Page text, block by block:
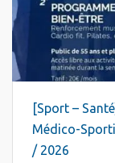
[Sport –
Médico-
/ 2026